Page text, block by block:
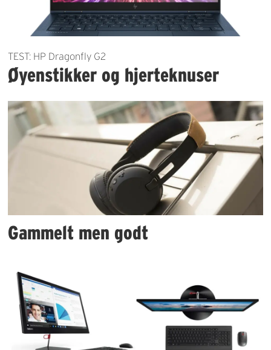
TEST: HP Dragonfly G2
Øyenstikker og hjerteknuser
Gammelt men godt